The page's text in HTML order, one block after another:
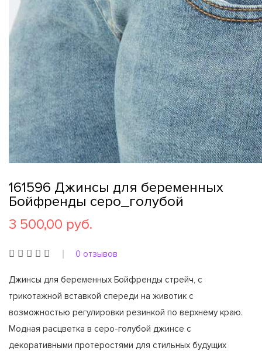
161596 Джинсы для беременных
Бойфренды серо_голубой
3 500,00 руб.
0 отзывов
Джинсы для беременных Бойфренды стрейч, с
трикотажной вставкой спереди на животик с
возможностью регулировки резинкой по верхнему краю.
Модная расцветка в серо-голубой джинсе с
декоративными протеростями для стильных будущих